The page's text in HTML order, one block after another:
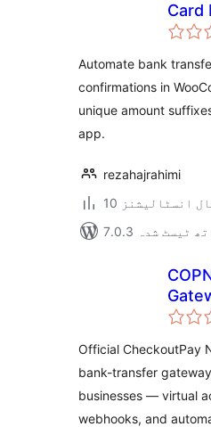
Card
Automate bank
confirmations in
unique amount
app.
rezahajrahimi
انسٹالیشنز
ساتھ ٹیسٹ شدہ
Official CheckoutPay
bank-transfer
businesses — virtual
webhooks, and